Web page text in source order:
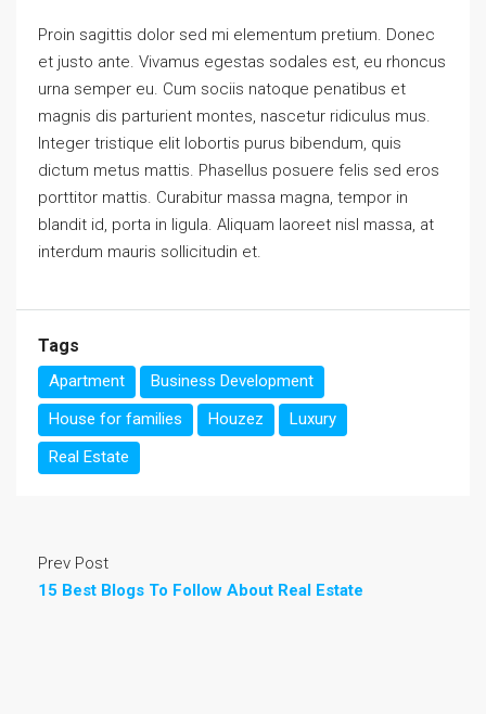
Proin sagittis dolor sed mi elementum pretium. Donec
et justo ante. Vivamus egestas sodales est, eu rhoncus
urna semper eu. Cum sociis natoque penatibus et
magnis dis parturient montes, nascetur ridiculus mus.
Integer tristique elit lobortis purus bibendum, quis
dictum metus mattis. Phasellus posuere felis sed eros
porttitor mattis. Curabitur massa magna, tempor in
blandit id, porta in ligula. Aliquam laoreet nisl massa, at
interdum mauris sollicitudin et.
Tags
Apartment
Business Development
House for families
Houzez
Luxury
Real Estate
Prev Post
15 Best Blogs To Follow About Real Estate